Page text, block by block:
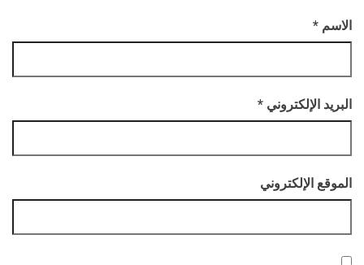
الاسم *
البريد الإلكتروني *
الموقع الإلكتروني